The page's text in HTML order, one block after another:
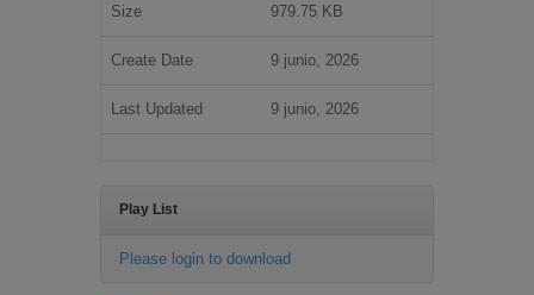
Size 979.75 KB
Create Date 9 junio, 2026
Last Updated 9 junio, 2026
Play List
Please login to download